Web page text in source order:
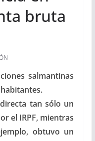
bruta
salmantinas
tan sólo un
el IRPF, mientras
obtuvo un